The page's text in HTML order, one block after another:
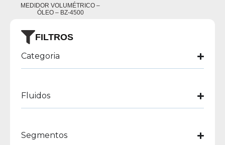
FILTROS
Categoria
Fluidos
Segmentos
MEDIDOR VOLUMÉTRICO –
ÓLEO – BZ-4500